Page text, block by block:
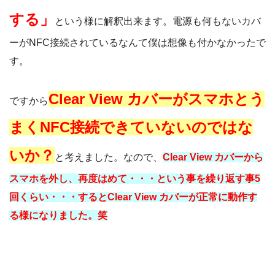
する」
という様に解釈出来ます。電源も何もないカバ
ーがNFC接続されているなんて僕は想像も付かなかったで
す。
ですからClear View カバーがスマホとう
まくNFC接続できていないのではな
いか？ と考えました。なので、 Clear View カバーから
スマホを外し、再度はめて・・・という事を繰り返す事5
回くらい・・・するとClear View カバーが正常に動作す
る様になりました。笑